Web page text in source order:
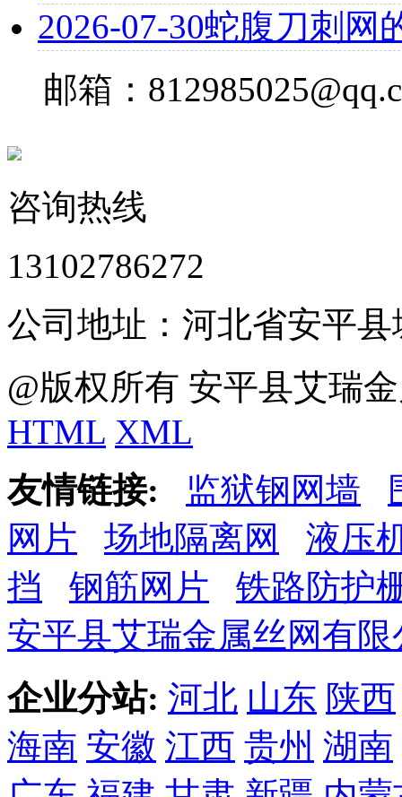
2026-07-30蛇腹刀刺网
邮箱：
咨询热线
13102786272
公司地址：河北省安平
@版权所有 安平县艾瑞
HTML XML
友情链接:
监狱钢网墙
网片
场地隔离网
液压
挡
钢筋网片
铁路防护
安平县艾瑞金属丝网有限
企业分站: 河北 山东 陕西
海南 安徽 江西 贵州 湖南